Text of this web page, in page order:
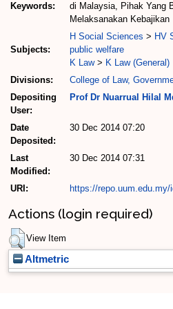
Keywords:
di Malaysia, Pihak Yang
Melaksanakan Kebajikan
Subjects:
H Social Sciences > HV
public welfare
K Law> K Law (General)
Divisions:
College of Law,
Depositing
User:
Prof Dr Nuarrual Hilal
Date
Deposited:
30 Dec 2014 07:20
Last
Modified:
30 Dec 2014 07:31
URI: https://repo.uum.edu.my/
Actions (login required)
View Item
Altmetric